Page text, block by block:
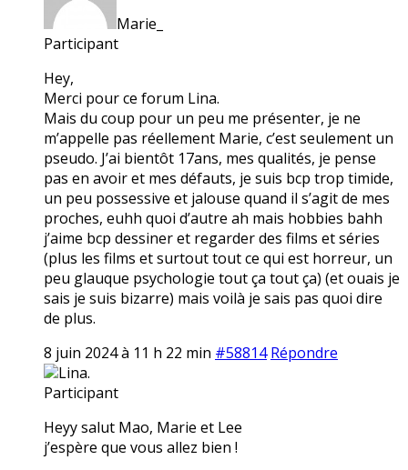
Marie_
Participant
Hey,
Merci pour ce forum Lina.
Mais du coup pour un peu me présenter, je ne
m’appelle pas réellement Marie, c’est seulement un
pseudo. J’ai bientôt 17ans, mes qualités, je pense
pas en avoir et mes défauts, je suis bcp trop timide,
un peu possessive et jalouse quand il s’agit de mes
proches, euhh quoi d’autre ah mais hobbies bahh
j’aime bcp dessiner et regarder des films et séries
(plus les films et surtout tout ce qui est horreur, un
peu glauque psychologie tout ça tout ça) (et ouais je
sais je suis bizarre) mais voilà je sais pas quoi dire
de plus.
8 juin 2024 à 11 h 22 min #58814 Répondre
Lina.
Participant
Heyy salut Mao, Marie et Lee
j’espère que vous allez bien !